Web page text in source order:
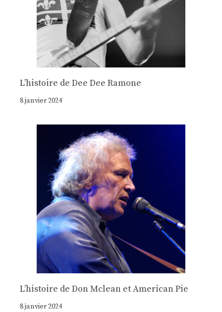
Lʼhistoire de Dee Dee Ramone
8 janvier 2024
Lʼhistoire de Don Mclean et American Pie
8 janvier 2024